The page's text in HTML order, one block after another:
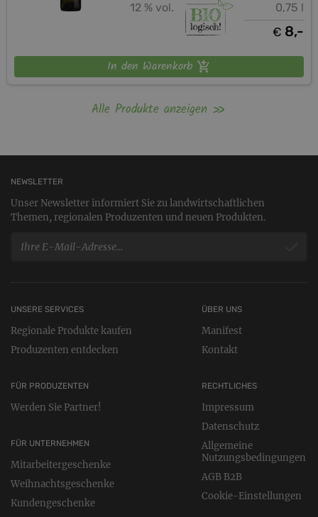
12 % vol. 0,75 l
€ 8,-
In den Warenkorb
Alle Produkte anzeigen
NEWSLETTER
Unser Newsletter informiert Sie zu landwirtschaftlichen
Themen, regionalen Produzenten und neuen Produkten.
UNSERE SERVICES
Regionale Produkte kaufen
Produzenten entdecken
FÜR PRODUZENTEN
Werden Sie Partner!
FÜR UNTERNEHMEN
Mitarbeitergeschenke
Weihnachtsgeschenke
Kundengeschenke
RECHTLICHES
Impressum
Datenschutz
Allgemeine
Nutzungsbedingungen
AGB B2B
Cookie-Einstellungen
ÜBER UNS
Manifest
Kontakt